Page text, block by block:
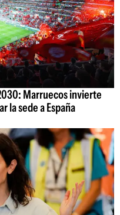
Marruecos invierte
la sede a España